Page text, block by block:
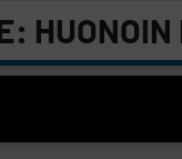
HUONOIN